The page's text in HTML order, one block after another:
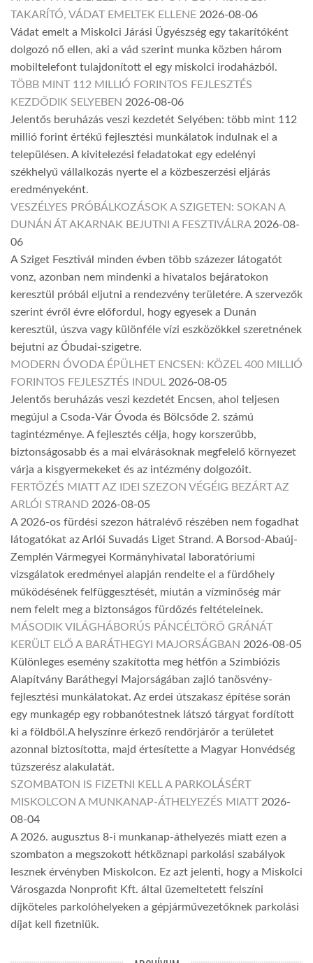
TAKARÍTÓ, VÁDAT EMELTEK ELLENE 2026-08-06
Vádat emelt a Miskolci Járási Ügyészség egy takarítóként
dolgozó nő ellen, aki a vád szerint munka közben három
mobiltelefont tulajdonított el egy miskolci irodaházból.
TÖBB MINT 112 MILLIÓ FORINTOS FEJLESZTÉS
KEZDŐDIK SELYEBEN 2026-08-06
Jelentős beruházás veszi kezdetét Selyében: több mint 112
millió forint értékű fejlesztési munkálatok indulnak el a
településen. A kivitelezési feladatokat egy edelényi
székhelyű vállalkozás nyerte el a közbeszerzési eljárás
eredményeként.
VESZÉLYES PRÓBÁLKOZÁSOK A SZIGETEN: SOKAN A
DUNÁN ÁT AKARNAK BEJUTNI A FESZTIVÁLRA 2026-08-
06
A Sziget Fesztivál minden évben több százezer látogatót
vonz, azonban nem mindenki a hivatalos bejáratokon
keresztül próbál eljutni a rendezvény területére. A szervezők
szerint évről évre előfordul, hogy egyesek a Dunán
keresztül, úszva vagy különféle vízi eszközökkel szeretnének
bejutni az Óbudai-szigetre.
MODERN ÓVODA ÉPÜLHET ENCSEN: KÖZEL 400 MILLIÓ
FORINTOS FEJLESZTÉS INDUL 2026-08-05
Jelentős beruházás veszi kezdetét Encsen, ahol teljesen
megújul a Csoda-Vár Óvoda és Bölcsőde 2. számú
tagintézménye. A fejlesztés célja, hogy korszerűbb,
biztonságosabb és a mai elvárásoknak megfelelő környezet
várja a kisgyermekeket és az intézmény dolgozóit.
FERTŐZÉS MIATT AZ IDEI SZEZON VÉGÉIG BEZÁRT AZ
ARLÓI STRAND 2026-08-05
A 2026-os fürdési szezon hátralévő részében nem fogadhat
látogatókat az Arlói Suvadás Liget Strand. A Borsod-Abaúj-
Zemplén Vármegyei Kormányhivatal laboratóriumi
vizsgálatok eredményei alapján rendelte el a fürdőhely
működésének felfüggesztését, miután a vízminőség már
nem felelt meg a biztonságos fürdőzés feltételeinek.
MÁSODIK VILÁGHÁBORÚS PÁNCÉLTÖRŐ GRÁNÁT
KERÜLT ELŐ A BARÁTHEGYI MAJORSÁGBAN 2026-08-05
Különleges esemény szakította meg hétfőn a Szimbiózis
Alapítvány Baráthegyi Majorságában zajló tanösvény-
fejlesztési munkálatokat. Az erdei útszakasz építése során
egy munkagép egy robbanótestnek látszó tárgyat fordított
ki a földből.A helyszínre érkező rendőrjárőr a területet
azonnal biztosította, majd értesítette a Magyar Honvédség
tűzszerész alakulatát.
SZOMBATON IS FIZETNI KELL A PARKOLÁSÉRT
MISKOLCON A MUNKANAP-ÁTHELYEZÉS MIATT 2026-
08-04
A 2026. augusztus 8-i munkanap-áthelyezés miatt ezen a
szombaton a megszokott hétköznapi parkolási szabályok
lesznek érvényben Miskolcon. Ez azt jelenti, hogy a Miskolci
Városgazda Nonprofit Kft. által üzemeltetett felszíni
díjköteles parkolóhelyeken a gépjárművezetőknek parkolási
díjat kell fizetniük.